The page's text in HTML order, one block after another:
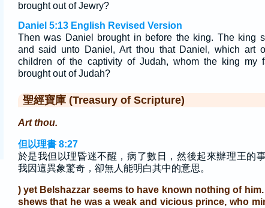
brought out of Jewry?
Daniel 5:13 English Revised Version
Then was Daniel brought in before the king. The king
and said unto Daniel, Art thou that Daniel, which art
children of the captivity of Judah, whom the king my
brought out of Judah?
聖經寶庫 (Treasury of Scripture)
Art thou.
但以理書 8:27
於是我但以理昏迷不醒，病了數日，然後起來辦理王的事
我因這異象驚奇，卻無人能明白其中的意思。
) yet Belshazzar seems to have known nothing of
shews that he was a weak and vicious prince, who